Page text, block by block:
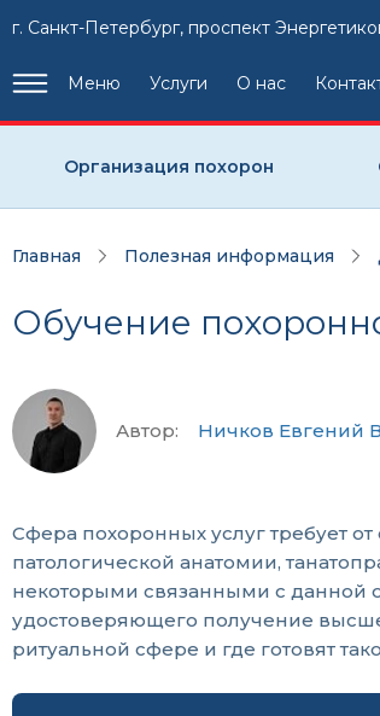
г. Санкт-Петербург, проспект
Меню Услуги О нас
Организация похорон
Главная Полезная информация
Обучение
Автор: Ничков Евгений
Сфера похоронных услуг требует
патологической анатомии,
некоторыми связанными с данной
удостоверяющего получение
ритуальной сфере и где готовят